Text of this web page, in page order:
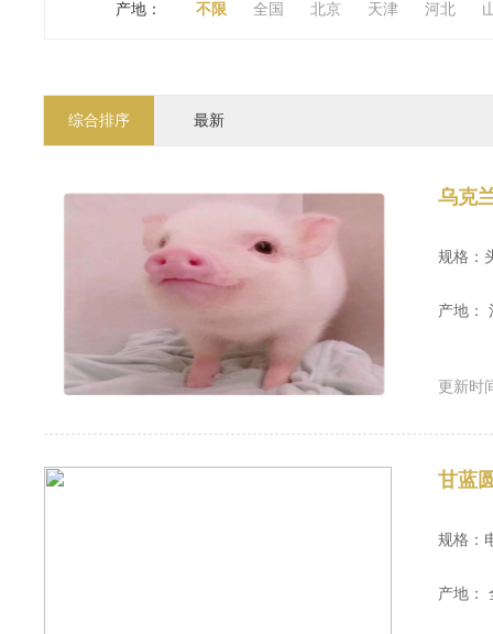
产地： 不限 全国 北京 天津 河北
综合排序 最新
乌克
规格：
产地：
更新时
甘蓝
规格：
产地：